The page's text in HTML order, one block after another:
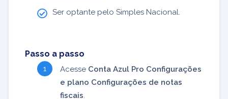
Ser optante pelo Simples Nacional.
Passo a passo
Acesse Conta Azul Pro Configurações
e plano Configurações de notas
fiscais